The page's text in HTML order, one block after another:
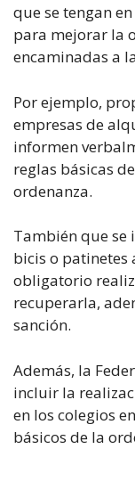
que se tengan
para mejorar la
encaminadas a
Por ejemplo,
empresas de
informen
reglas básicas
ordenanza.
También que
bicis o patinetes
obligatorio
recuperarla,
sanción.
Además, la
incluir la
en los colegios
básicos de la